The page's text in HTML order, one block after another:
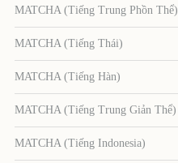
MATCHA (Tiếng Trung Phồn Thể)
MATCHA (Tiếng Thái)
MATCHA (Tiếng Hàn)
MATCHA (Tiếng Trung Giản Thể)
MATCHA (Tiếng Indonesia)